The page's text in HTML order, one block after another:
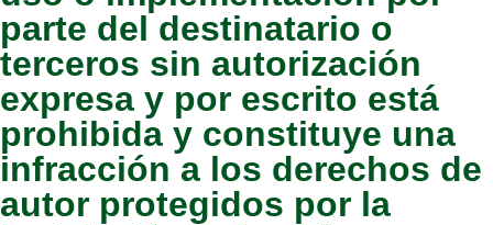
parte del destinatario o
terceros sin autorización
expresa y por escrito está
prohibida y constituye una
infracción a los derechos de
autor protegidos por la